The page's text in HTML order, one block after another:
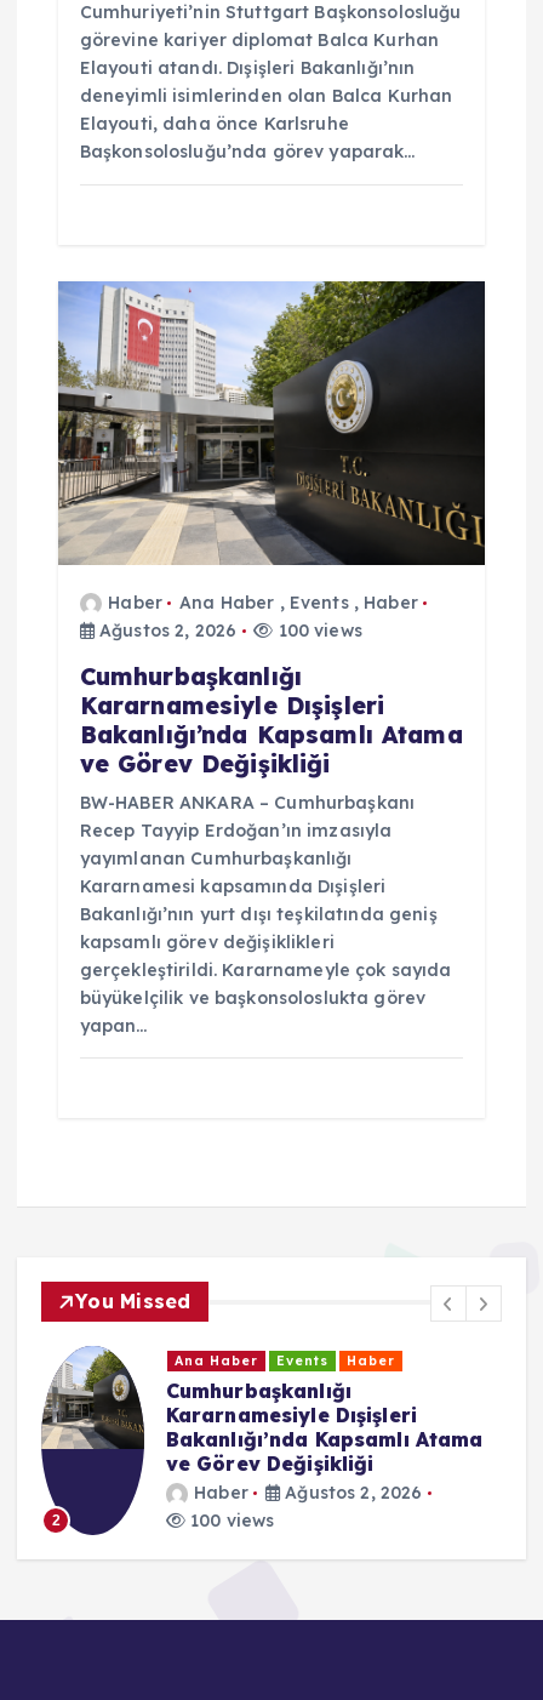
Cumhuriyeti’nin Stuttgart Başkonsolosluğu
görevine kariyer diplomat Balca Kurhan
Elayouti atandı. Dışişleri Bakanlığı’nın
deneyimli isimlerinden olan Balca Kurhan
Elayouti, daha önce Karlsruhe
Başkonsolosluğu’nda görev yaparak…
Haber Ana Haber , Events, Haber
Ağustos 2, 2026
100 views
Cumhurbaşkanlığı
Kararnamesiyle Dışişleri
Bakanlığı’nda Kapsamlı Atama
ve Görev Değişikliği
BW-HABER ANKARA – Cumhurbaşkanı
Recep Tayyip Erdoğan’ın imzasıyla
yayımlanan Cumhurbaşkanlığı
Kararnamesi kapsamında Dışişleri
Bakanlığı’nın yurt dışı teşkilatında geniş
kapsamlı görev değişiklikleri
gerçekleştirildi. Kararnameyle çok sayıda
büyükelçilik ve başkonsoloslukta görev
yapan…
You Missed
2
Ana Haber Events Haber
Cumhurbaşkanlığı
Kararnamesiyle Dışişleri
Bakanlığı’nda Kapsamlı Atama
ve Görev Değişikliği
Haber
Ağustos 2, 2026
100 views